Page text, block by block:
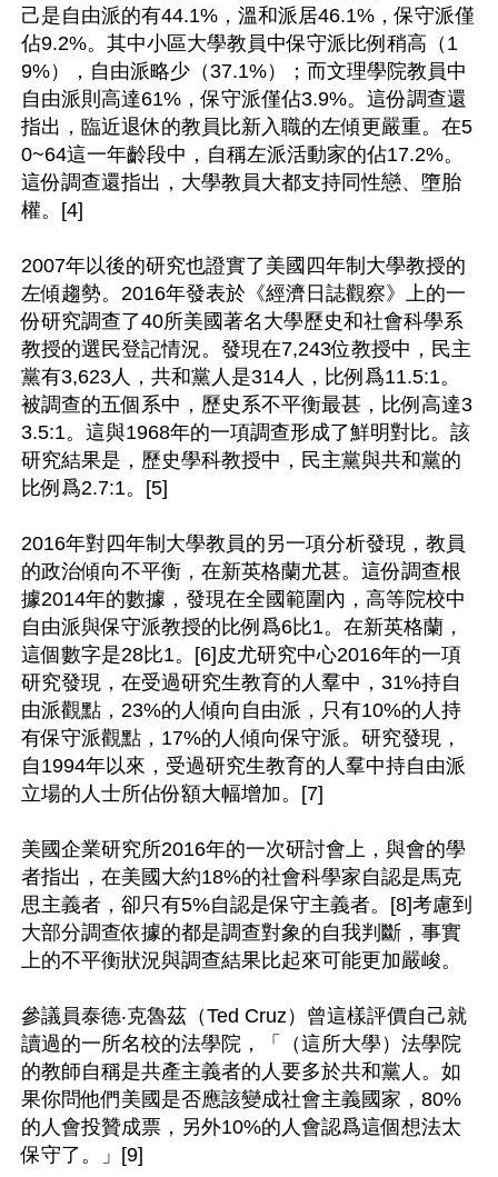
己是自由派的有44.1%，溫和派居46.1%，保守派僅
佔9.2%。其中小區大學教員中保守派比例稍高（1
9%），自由派略少（37.1%）；而文理學院教員中
自由派則高達61%，保守派僅佔3.9%。這份調查還
指出，臨近退休的教員比新入職的左傾更嚴重。在5
0~64這一年齡段中，自稱左派活動家的佔17.2%。
這份調查還指出，大學教員大都支持同性戀、墮胎
權。[4]
2007年以後的研究也證實了美國四年制大學教授的
左傾趨勢。2016年發表於《經濟日誌觀察》上的一
份研究調查了40所美國著名大學歷史和社會科學系
教授的選民登記情況。發現在7,243位教授中，民主
黨有3,623人，共和黨人是314人，比例爲11.5:1。
被調查的五個系中，歷史系不平衡最甚，比例高達3
3.5:1。這與1968年的一項調查形成了鮮明對比。該
研究結果是，歷史學科教授中，民主黨與共和黨的
比例爲2.7:1。[5]
2016年對四年制大學教員的另一項分析發現，教員
的政治傾向不平衡，在新英格蘭尤甚。這份調查根
據2014年的數據，發現在全國範圍內，高等院校中
自由派與保守派教授的比例爲6比1。在新英格蘭，
這個數字是28比1。[6]皮尤研究中心2016年的一項
研究發現，在受過研究生教育的人羣中，31%持自
由派觀點，23%的人傾向自由派，只有10%的人持
有保守派觀點，17%的人傾向保守派。研究發現，
自1994年以來，受過研究生教育的人羣中持自由派
立場的人士所佔份額大幅增加。[7]
美國企業研究所2016年的一次研討會上，與會的學
者指出，在美國大約18%的社會科學家自認是馬克
思主義者，卻只有5%自認是保守主義者。[8]考慮到
大部分調查依據的都是調查對象的自我判斷，事實
上的不平衡狀況與調查結果比起來可能更加嚴峻。
參議員泰德‧克魯茲（Ted Cruz）曾這樣評價自己就
讀過的一所名校的法學院，「（這所大學）法學院
的教師自稱是共產主義者的人要多於共和黨人。如
果你問他們美國是否應該變成社會主義國家，80%
的人會投贊成票，另外10%的人會認爲這個想法太
保守了。」[9]